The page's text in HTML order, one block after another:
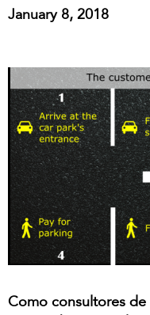
January 8, 2018
Como consultores de